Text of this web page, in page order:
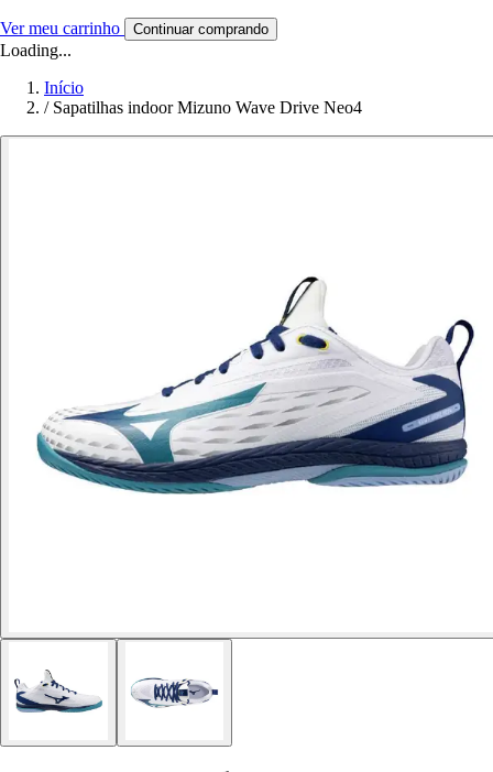
Ver meu carrinho Continuar comprando
Loading...
Início
/ Sapatilhas indoor Mizuno Wave Drive Neo4